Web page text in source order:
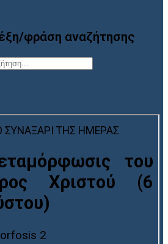
φράση αναζήτησης